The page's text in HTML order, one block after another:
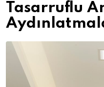
Tasarruflu